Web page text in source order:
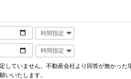
していません。不動産会社より回答が無かった
いいたします。